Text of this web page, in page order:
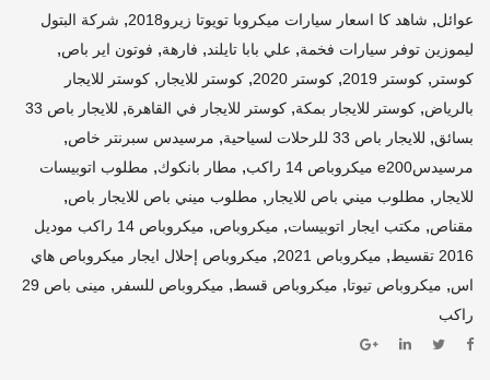
عوائل, شاهد كا اسعار سيارات ميكروبا تويوتا زيرو2018 , شركة البتول
ليموزين توفر سيارات فخمة, علي بابا تايلند, فارهة, فوتون اير باص,
كوستر , كوستر 2019 , كوستر 2020 , كوستر للايجار , كوستر للايجار
بالرياض, كوستر للايجار بمكة, كوستر للايجار في القاهرة,
للايجار باص 33
بسائق, للايجار باص 33 للرحلات لسياحية , مرسيدس سبرنتر خاص,
مرسيدسe200 ميكروباص 14 راكب , مطار بانكوك, مطلوب اتوبيسات
للايجار , مطلوب ميني باص للايجار , مطلوب ميني باص للايجار باص,
مقناص, مكتب ايجار اتوبيسات, ميكروباص,
ميكروباص 14 راكب موديل
2016 تقسيط
, ميكروباص 2021 , ميكروباص إحلال ايجار ميكروباص هاي
اس, ميكروباص تيوتا, ميكروباص قسط, ميكروباص للسفر ,
مينى باص 29
راكب